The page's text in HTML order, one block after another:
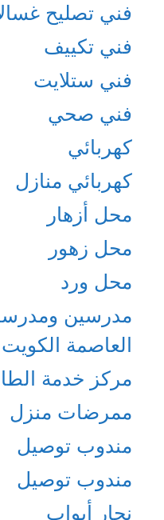
فني تصليح
فني تكييف
فني ستلايت
فني صحي
كهربائي
كهربائي منازل
محل أزهار
محل زهور
محل ورد
مدرسين
العاصمة الكويت
مركز خدمة
ممرضات منزل
مندوب توصيل
مندوب توصيل
نجار أبواب